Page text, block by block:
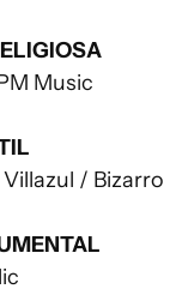
Music
/ Bizarro